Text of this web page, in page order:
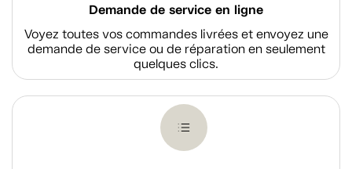
Demande de service en ligne
Voyez toutes vos commandes livrées et envoyez une
demande de service ou de réparation en seulement
quelques clics.